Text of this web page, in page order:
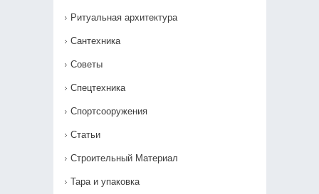
Ритуальная архитектура
Сантехника
Советы
Спецтехника
Спортсооружения
Статьи
Строительный Материал
Тара и упаковка